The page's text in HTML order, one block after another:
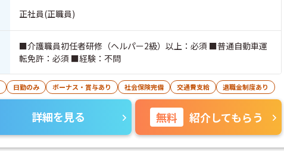
正社員(正職員)
■介護職員初任者研修（ヘルパー2級）以上：必須 ■普通自動車運
転免許：必須 ■経験：不問
日勤のみ ボーナス・賞与あり 社会保険完備 交通費支給 退職金制度あり
詳細を見る 無料 紹介してもらう